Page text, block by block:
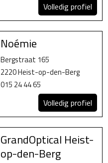
Volledig profiel
Noémie
Bergstraat 165
2220 Heist-op-den-Berg
015 24 44 65
Volledig profiel
GrandOptical Heist-
op-den-Berg